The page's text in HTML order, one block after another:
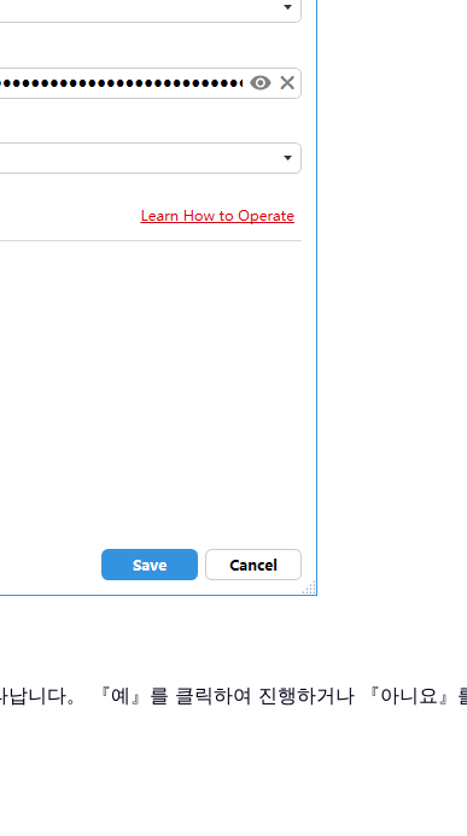
니다。 『예』를 클릭하여 진행하거나 『아니요』